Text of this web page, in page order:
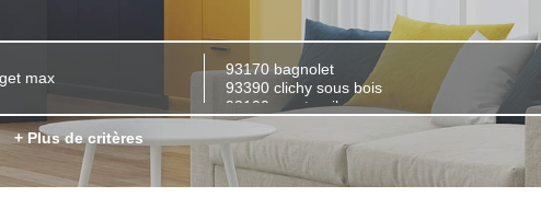
+ Plus de critères